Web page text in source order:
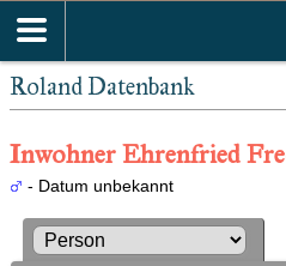
Roland Datenbank
Inwohner Ehrenfried
- Datum unbekannt